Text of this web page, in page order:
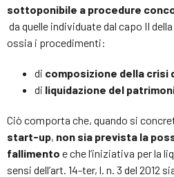
sottoponibile a procedure
da quelle individuate dal capo II della
ossia i procedimenti:
di composizione della crisi
di liquidazione del
Ciò comporta che, quando si
start-up, non sia prevista la
fallimento e che l’iniziativa per la
sensi dell’art. 14-ter, l. n. 3 del 2012